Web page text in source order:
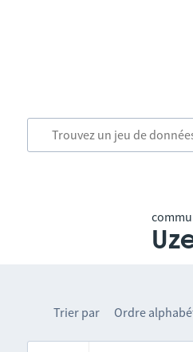
Trier par Ordre